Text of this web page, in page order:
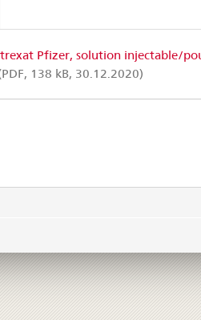
Pfizer, solution injectable/
138 kB, 30.12.2020)